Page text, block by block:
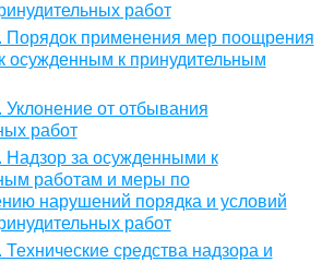
работ
Порядок применения мер поощрения
осужденным к принудительным
Уклонение от отбывания
работ
Надзор за осужденными к
работам и меры по
нарушений порядка и условий
работ
средства надзора и